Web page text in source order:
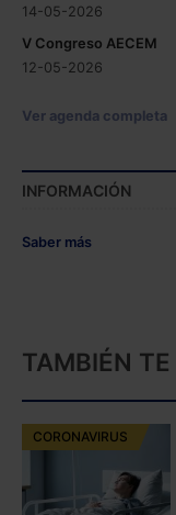
14-05-2026
V Congreso AECEM
12-05-2026
Ver agenda completa
INFORMACIÓN
Saber más
TAMBIÉN TE
CORONAVIRUS